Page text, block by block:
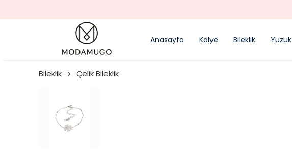
Anasayfa Kolye Bileklik Yüzük
Bileklik Çelik Bileklik